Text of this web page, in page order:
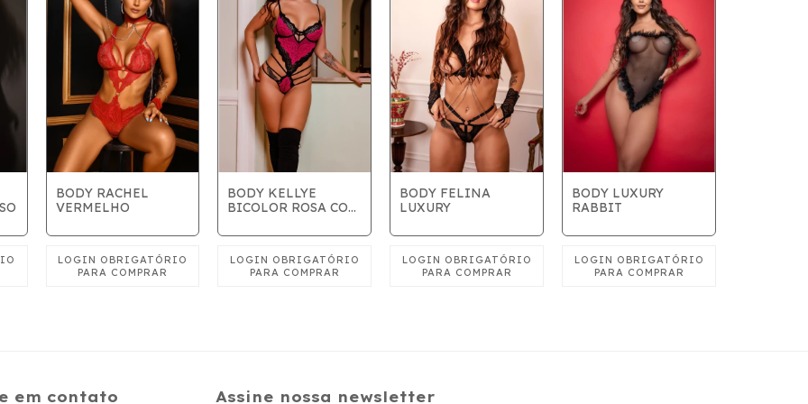
BODY RACHEL
VERMELHO
BODY KELLYE
BICOLOR ROSA COM
BODY FELINA
LUXURY
BODY LUXURY
RABBIT
em contato Assine nossa newsletter